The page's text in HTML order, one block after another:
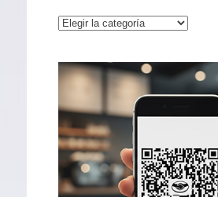
Categorías